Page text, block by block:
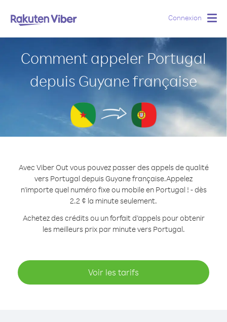
Connexion
Comment appeler Portugal
depuis Guyane française
Avec Viber Out vous pouvez passer des appels de qualité
vers Portugal depuis Guyane française.Appelez
n'importe quel numéro fixe ou mobile en Portugal ! - dès
2.2 ¢ la minute seulement.
Achetez des crédits ou un forfait d’appels pour obtenir
les meilleurs prix par minute vers Portugal.
Voir les tarifs